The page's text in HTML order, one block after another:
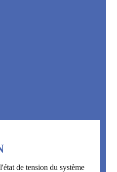
de tension du système